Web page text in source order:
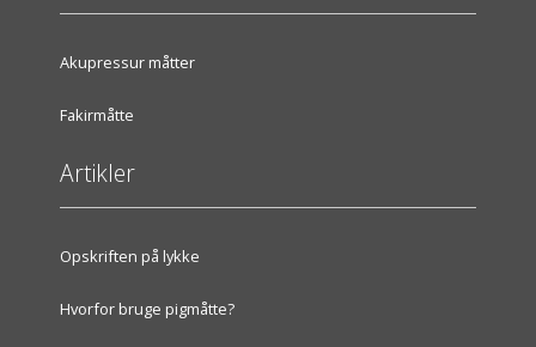
Akupressur måtter
Fakirmåtte
Artikler
Opskriften på lykke
Hvorfor bruge pigmåtte?